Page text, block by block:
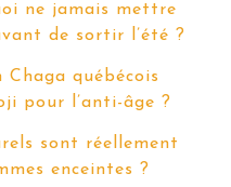
ne jamais mettre
de sortir l’été ?
Chaga québécois
pour l’anti-âge ?
sont réellement
enceintes ?